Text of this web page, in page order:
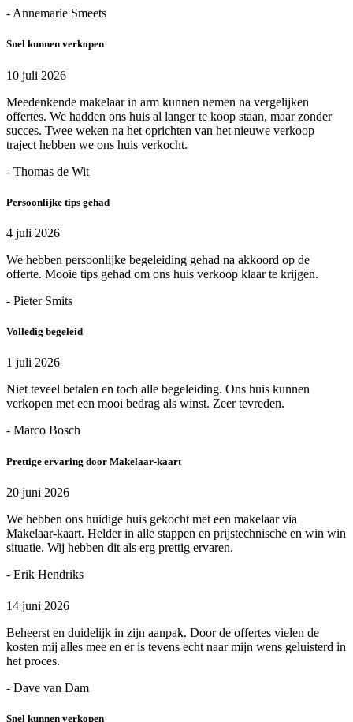
- Annemarie Smeets
Snel kunnen verkopen
10 juli 2026
Meedenkende makelaar in arm kunnen nemen na vergelijken
offertes. We hadden ons huis al langer te koop staan, maar zonder
succes. Twee weken na het oprichten van het nieuwe verkoop
traject hebben we ons huis verkocht.
- Thomas de Wit
Persoonlijke tips gehad
4 juli 2026
We hebben persoonlijke begeleiding gehad na akkoord op de
offerte. Mooie tips gehad om ons huis verkoop klaar te krijgen.
- Pieter Smits
Volledig begeleid
1 juli 2026
Niet teveel betalen en toch alle begeleiding. Ons huis kunnen
verkopen met een mooi bedrag als winst. Zeer tevreden.
- Marco Bosch
Prettige ervaring door Makelaar-kaart
20 juni 2026
We hebben ons huidige huis gekocht met een makelaar via
Makelaar-kaart. Helder in alle stappen en prijstechnische en win win
situatie. Wij hebben dit als erg prettig ervaren.
- Erik Hendriks
14 juni 2026
Beheerst en duidelijk in zijn aanpak. Door de offertes vielen de
kosten mij alles mee en er is tevens echt naar mijn wens geluisterd in
het proces.
- Dave van Dam
Snel kunnen verkopen